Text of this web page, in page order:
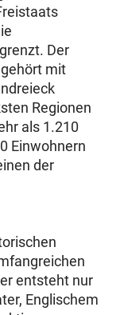
Der
mit
Regionen
als 1.210
Einwohnern
der
entsteht nur
Englischem